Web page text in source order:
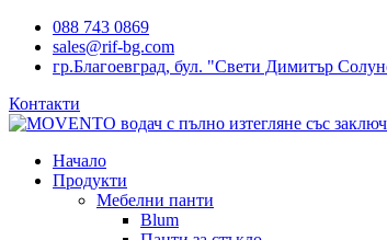
088 743 0869
sales@rif-bg.com
гр.Благоевград, бул. "Свети Димитър
Контакти
Начало
Продукти
Мебелни панти
Blum